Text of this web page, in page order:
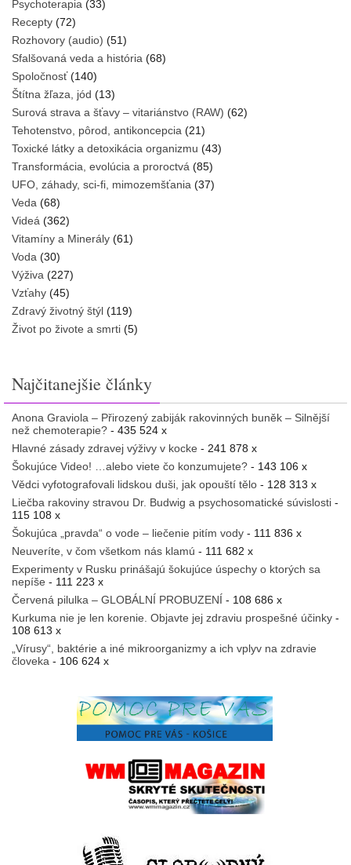
Psychoterapia (33)
Recepty (72)
Rozhovory (audio) (51)
Sfalšovaná veda a história (68)
Spoločnosť(140)
Štítna žľaza, jód (13)
Surová strava a šťavy – vitariánstvo (RAW) (62)
Tehotenstvo, pôrod, antikoncepcia (21)
Toxické látky a detoxikácia organizmu (43)
Transformácia, evolúcia a proroctvá (85)
UFO, záhady, sci-fi, mimozemšťania (37)
Veda (68)
Videá (362)
Vitamíny a Minerály (61)
Voda (30)
Výživa (227)
Vzťahy (45)
Zdravý životný štýl (119)
Život po živote a smrti (5)
Najčitanejšie články
Anona Graviola – Přirozený zabiják rakovinných buněk – Silnější
než chemoterapie? - 435 524 x
Hlavné zásady zdravej výživy v kocke - 241 878 x
Šokujúce Video! …alebo viete čo konzumujete? - 143 106 x
Vědci vyfotografovali lidskou duši, jak opouští tělo - 128 313 x
Liečba rakoviny stravou Dr. Budwig a psychosomatické súvislosti -
115 108 x
Šokujúca „pravda“ o vode – liečenie pitím vody - 111 836 x
Neuveríte, v čom všetkom nás klamú - 111 682 x
Experimenty v Rusku prinášajú šokujúce úspechy o ktorých sa
nepíše - 111 223 x
Červená pilulka – GLOBÁLNÍ PROBUZENÍ - 108 686 x
Kurkuma nie je len korenie. Objavte jej zdraviu prospešné účinky -
108 613 x
„Vírusy“, baktérie a iné mikroorganizmy a ich vplyv na zdravie
človeka - 106 624 x